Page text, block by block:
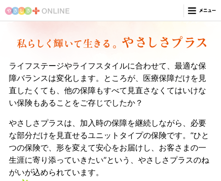
私にぴったりの保険やさしさプラス
女性のための健康相談サービス
やさしさプラスの収入サポート
やさしさプラスの社会貢献活動
乳がん検診の基礎知識
「乳房再建」という選択肢
「がんと働く」リワークノート
がん外見ケア
ライフステージやライフスタイルに合わせて、最適な保
障バランスは変化します。ところが、医療保障だけを見
直したくても、他の保障もすべて見直さなくてはいけな
い保険もあることをご存じでしたか？
やさしさプラスは、加入時の保障を継続しながら、必要
な部分だけを見直せるユニットタイプの保険です。“ひと
つの保険で、形を変えて安心をお届けし、お客さまの一
生涯に寄り添っていきたい”という、やさしさプラスのね
がいが込められています。